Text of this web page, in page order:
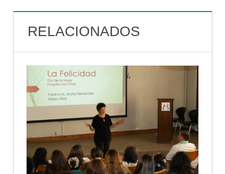
RELACIONADOS